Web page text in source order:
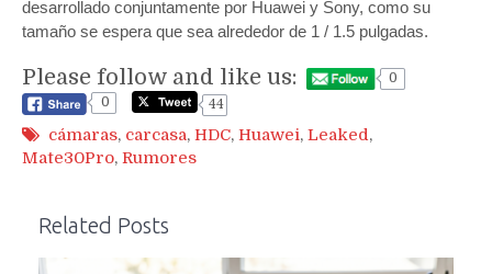
desarrollado conjuntamente por Huawei y Sony, como su
tamaño se espera que sea alrededor de 1 / 1.5 pulgadas.
Please follow and like us:
0
0
44
cámaras, carcasa, HDC, Huawei, Leaked,
Mate30Pro, Rumores
Related Posts